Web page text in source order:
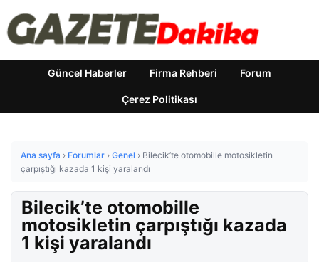
Güncel Haberler Firma Rehberi Forum
Çerez Politikası
Ana sayfa › Forumlar › Genel › Bilecik’te otomobille motosikletin
çarpıştığı kazada 1 kişi yaralandı
Bilecik’te otomobille
motosikletin çarpıştığı kazada
1 kişi yaralandı